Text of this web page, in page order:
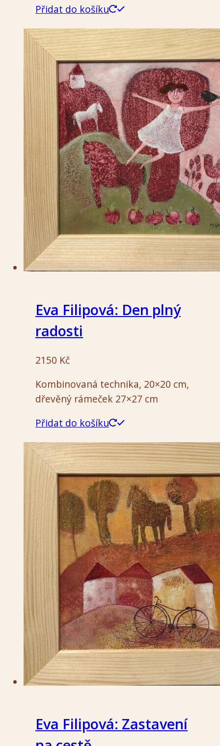
Přidat do košíku
Eva Filipová: Den plný
radosti
2150 Kč
Kombinovaná technika, 20×20 cm,
dřevěný rámeček 27×27 cm
Přidat do košíku
Eva Filipová: Zastavení